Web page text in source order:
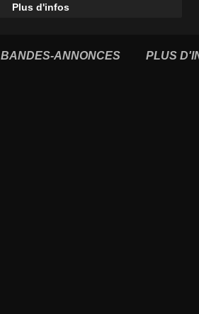
Plus d'infos
BANDES-ANNONCES PLUS